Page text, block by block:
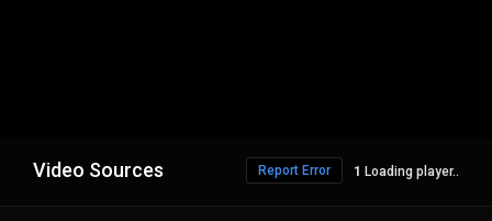
Video Sources Loading player..
Report Error